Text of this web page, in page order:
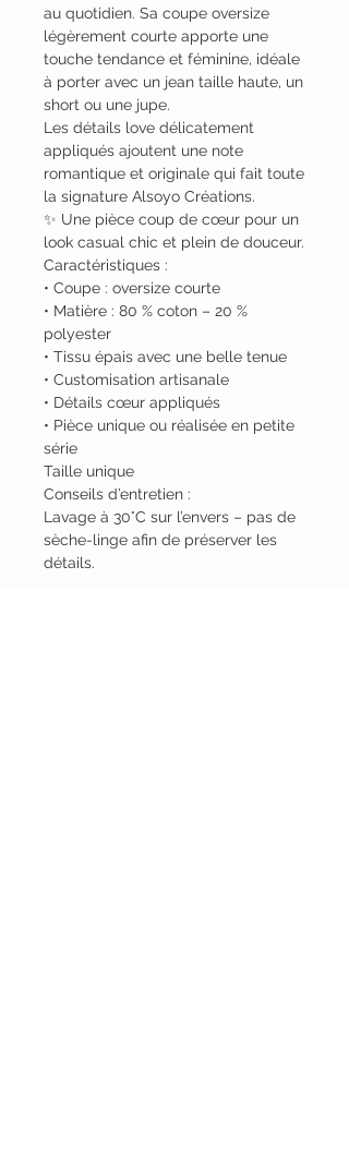
au quotidien. Sa coupe oversize
légèrement courte apporte une
touche tendance et féminine, idéale
à porter avec un jean taille haute, un
short ou une jupe.
Les détails love délicatement
appliqués ajoutent une note
romantique et originale qui fait toute
la signature Alsoyo Créations.
✨ Une pièce coup de cœur pour un
look casual chic et plein de douceur.
Caractéristiques :
• Coupe : oversize courte
• Matière : 80 % coton – 20 %
polyester
• Tissu épais avec une belle tenue
• Customisation artisanale
• Détails cœur appliqués
• Pièce unique ou réalisée en petite
série
Taille unique
Conseils d’entretien :
Lavage à 30°C sur l’envers – pas de
sèche-linge afin de préserver les
détails.